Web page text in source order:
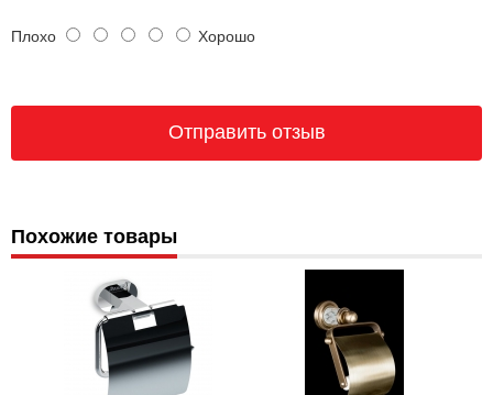
Плохо Хорошо
Похожие товары